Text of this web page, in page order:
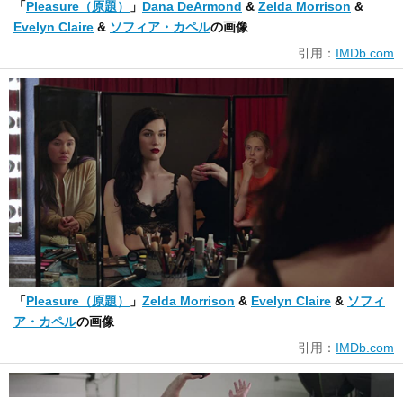
「Pleasure（原題） 」 Dana DeArmond & Zelda Morrison &
Evelyn Claire & ソフィア・カペルの画像
引用： IMDb.com
「Pleasure（原題） 」 Zelda Morrison & Evelyn Claire & ソフィ
ア・カペルの画像
引用： IMDb.com